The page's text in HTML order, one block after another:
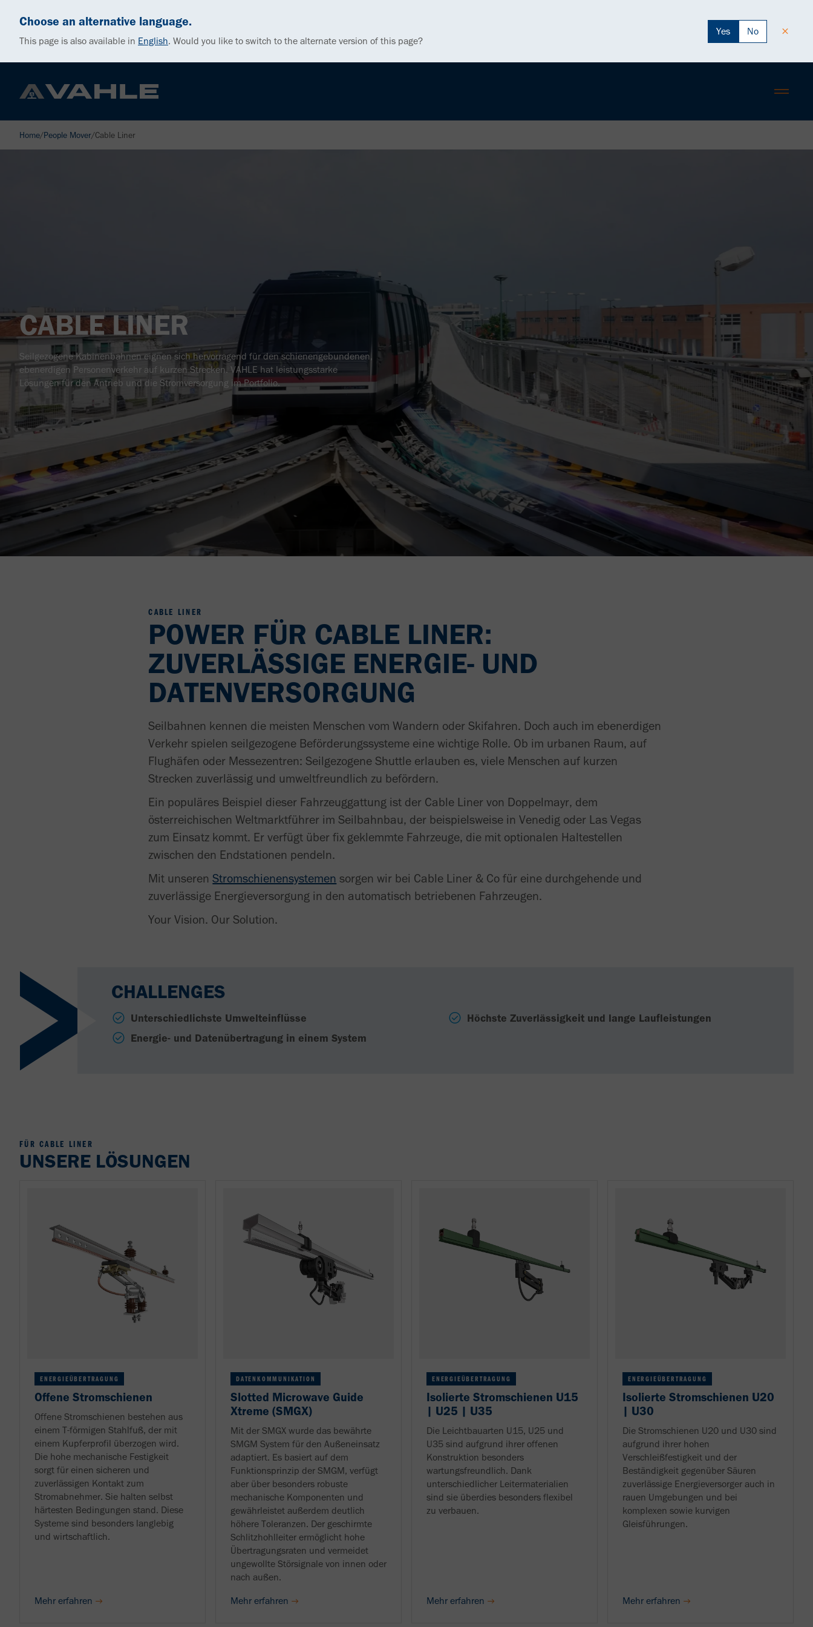
Choose an alternative language.
This page is also available in English. Would you like to switch to the alternate version of this page?
Yes No
Home/People Mover/Cable Liner
CABLE LINER
Seilgezogene Kabinenbahnen eignen sich hervorragend für den schienengebundenen,
ebenerdigen Personenverkehr auf kurzen Strecken. VAHLE hat leistungsstarke
Lösungen für den Antrieb und die Stromversorgung im Portfolio.
CABLE LINER
POWER FÜR CABLE LINER:
ZUVERLÄSSIGE ENERGIE- UND
DATENVERSORGUNG
Seilbahnen kennen die meisten Menschen vom Wandern oder Skifahren. Doch auch im ebenerdigen
Verkehr spielen seilgezogene Beförderungssysteme eine wichtige Rolle. Ob im urbanen Raum, auf
Flughäfen oder Messezentren: Seilgezogene Shuttle erlauben es, viele Menschen auf kurzen
Strecken zuverlässig und umweltfreundlich zu befördern.
Ein populäres Beispiel dieser Fahrzeuggattung ist der Cable Liner von Doppelmayr, dem
österreichischen Weltmarktführer im Seilbahnbau, der beispielsweise in Venedig oder Las Vegas
zum Einsatz kommt. Er verfügt über fix geklemmte Fahrzeuge, die mit optionalen Haltestellen
zwischen den Endstationen pendeln.
Mit unserenStromschienensystemen sorgen wir bei Cable Liner & Co für eine durchgehende und
zuverlässige Energieversorgung in den automatisch betriebenen Fahrzeugen.
Your Vision. Our Solution.
CHALLENGES
Unterschiedlichste Umwelteinflüsse
Höchste Zuverlässigkeit und lange Laufleistungen
Energie- und Datenübertragung in einem System
FÜR CABLE LINER
UNSERE LÖSUNGEN
ENERGIEÜBERTRAGUNG
Offene Stromschienen
Offene Stromschienen bestehen aus
einem T-förmigen Stahlfuß, der mit
einem Kupferprofil überzogen wird.
Die hohe mechanische Festigkeit
sorgt für einen sicheren und
zuverlässigen Kontakt zum
Stromabnehmer. Sie halten selbst
härtesten Bedingungen stand. Diese
Systeme sind besonders langlebig
und wirtschaftlich.
Mehr erfahren
DATENKOMMUNIKATION
Slotted Microwave Guide
Xtreme (SMGX)
Mit der SMGX wurde das bewährte
SMGM System für den Außeneinsatz
adaptiert. Es basiert auf dem
Funktionsprinzip der SMGM, verfügt
aber über besonders robuste
mechanische Komponenten und
gewährleistet außerdem deutlich
höhere Toleranzen. Der geschirmte
Schlitzhohlleiter ermöglicht hohe
Übertragungsraten und vermeidet
ungewollte Störsignale von innen oder
nach außen.
Mehr erfahren
ENERGIEÜBERTRAGUNG
Isolierte Stromschienen U15
| U25 | U35
Die Leichtbauarten U15, U25 und
U35 sind aufgrund ihrer offenen
Konstruktion besonders
wartungsfreundlich. Dank
unterschiedlicher Leitermaterialien
sind sie überdies besonders flexibel
zu verbauen.
Mehr erfahren
ENERGIEÜBERTRAGUNG
Isolierte Stromschienen U20
| U30
Die Stromschienen U20 und U30 sind
aufgrund ihrer hohen
Verschleißfestigkeit und der
Beständigkeit gegenüber Säuren
zuverlässige Energieversorger auch in
rauen Umgebungen und bei
komplexen sowie kurvigen
Gleisführungen.
Mehr erfahren